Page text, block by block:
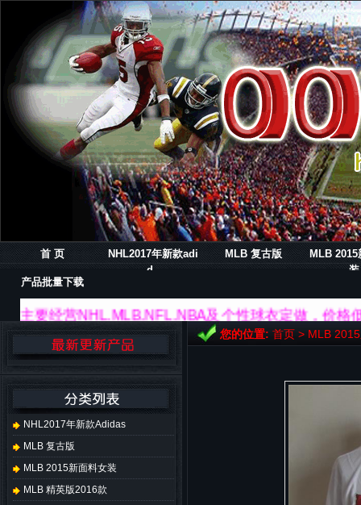
首 页
NHL2017年新款adi
d..
MLB 复古版
MLB 2015
装
产品批量下载
主要经营NHL.MLB.NFL.NBA及个性球衣定做，价格
您的位置: 首页 > MLB
NHL2017年新款adidas
MLB 复古版
MLB 2015新面料女装
MLB 精英版2016款